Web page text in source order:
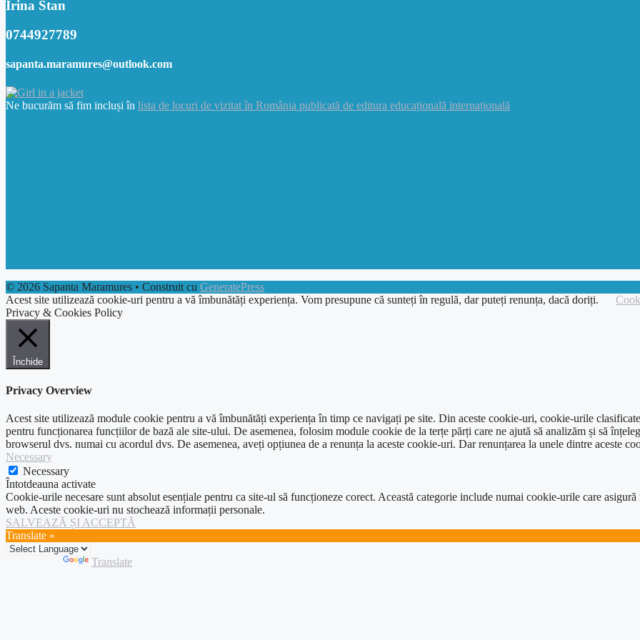
Irina Stan
0744927789
sapanta.maramures@outlook.com
Ne bucurăm să fim incluși în lista de locuri de vizitat în România publicată de editura educațională internațională
© 2026 Sapanta Maramures • Construit cu GeneratePress
Acest site utilizează cookie-uri pentru a vă îmbunătăți experiența. Vom presupune că sunteți în regulă, dar puteți renunța, dacă doriți.
Privacy & Cookies Policy
Închide
Privacy Overview
Acest site utilizează module cookie pentru a vă îmbunătăți experiența în timp ce navigați pe site. Din aceste cookie-uri, cookie-urile
pentru funcționarea funcțiilor de bază ale site-ului. De asemenea, folosim module cookie de la terțe părți care ne ajută să analizăm și să
browserul dvs. numai cu acordul dvs. De asemenea, aveți opțiunea de a renunța la aceste cookie-uri. Dar renunțarea la unele dintre aceste
Necessary
Necessary
Întotdeauna activate
Cookie-urile necesare sunt absolut esențiale pentru ca site-ul să funcționeze corect. Această categorie include numai cookie-urile care
web. Aceste cookie-uri nu stochează informații personale.
SALVEAZĂ ȘI ACCEPTĂ
Translate »
Translate